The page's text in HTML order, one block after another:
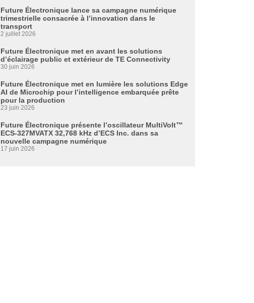
Future Électronique lance sa campagne numérique
trimestrielle consacrée à l’innovation dans le
transport
2 juillet 2026
Future Électronique met en avant les solutions
d’éclairage public et extérieur de TE Connectivity
30 juin 2026
Future Électronique met en lumière les solutions Edge
AI de Microchip pour l’intelligence embarquée prête
pour la production
23 juin 2026
Future Électronique présente l’oscillateur MultiVolt™
ECS-327MVATX 32,768 kHz d’ECS Inc. dans sa
nouvelle campagne numérique
17 juin 2026